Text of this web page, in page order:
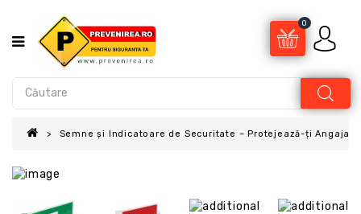
0
Semne și Indicatoare de Securitate – Protejează-ți